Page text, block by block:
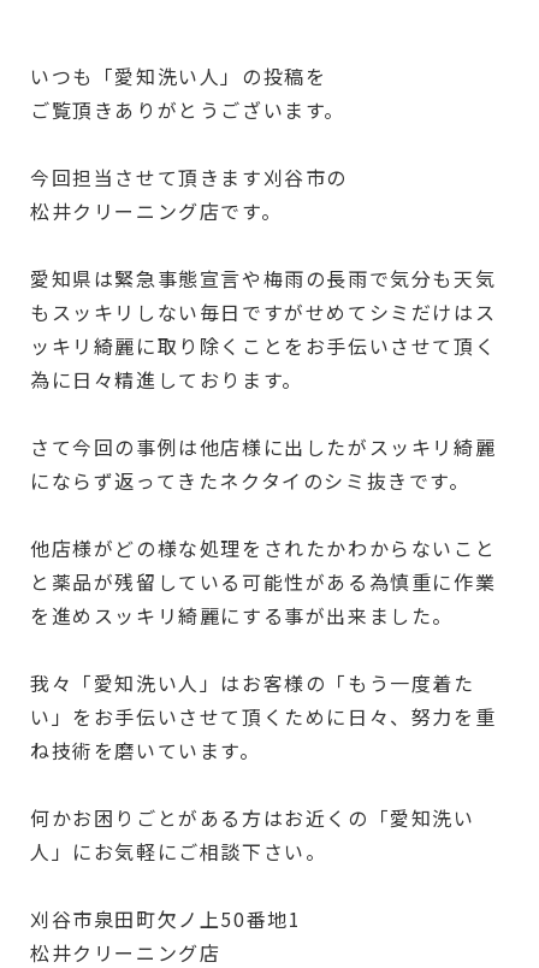
いつも「愛知洗い人」の投稿を
ご覧頂きありがとうございます。
今回担当させて頂きます刈谷市の
松井クリーニング店です。
愛知県は緊急事態宣言や梅雨の長雨で気分も天気
もスッキリしない毎日ですがせめてシミだけはス
ッキリ綺麗に取り除くことをお手伝いさせて頂く
為に日々精進しております。
さて今回の事例は他店様に出したがスッキリ綺麗
にならず返ってきたネクタイのシミ抜きです。
他店様がどの様な処理をされたかわからないこと
と薬品が残留している可能性がある為慎重に作業
を進めスッキリ綺麗にする事が出来ました。
我々「愛知洗い人」はお客様の「もう一度着た
い」をお手伝いさせて頂くために日々、努力を重
ね技術を磨いています。
何かお困りごとがある方はお近くの「愛知洗い
人」にお気軽にご相談下さい。
刈谷市泉田町欠ノ上50番地1
松井クリーニング店